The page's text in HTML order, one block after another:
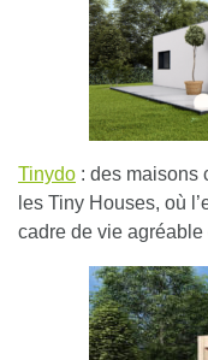
Tinydo : des maisons
les Tiny Houses, où
cadre de vie agréable